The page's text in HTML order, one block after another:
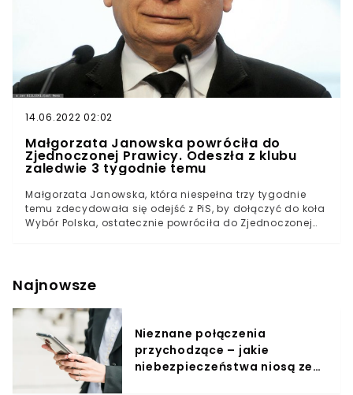
14.06.2022 02:02
Małgorzata Janowska powróciła do
Zjednoczonej Prawicy. Odeszła z klubu
zaledwie 3 tygodnie temu
Małgorzata Janowska, która niespełna trzy tygodnie
temu zdecydowała się odejść z PiS, by dołączyć do koła
Wybór Polska, ostatecznie powróciła do Zjednoczonej
marnotrawnej"Niecałe trzy tygodnie temu Małgorzata
Janowska wraz z posłami Zbigniewem Girzyńskim i
Arkadiuszem Czartoryskim, zadecydowała o odejściu z
Prawa i Sprawiedliwości. Politycy postanowili założyć
własne koło sejmowe, które nazwali Wybór Polska.
Powodem miały być nieporozumienia dotyczące
określonych kwestii, w przypadku Janowskiej była to
niezgoda na politykę energetyczną prowadzoną przez
Najnowsze
Nieznane połączenia
przychodzące – jakie
niebezpieczeństwa niosą ze